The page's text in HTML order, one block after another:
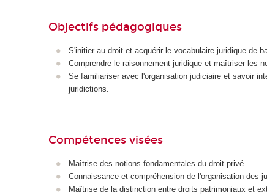
Objectifs pédagogiques
S'initier au droit et acquérir le vocabulaire juridique de
Comprendre le raisonnement juridique et maîtriser les
Se familiariser avec l'organisation judiciaire et savoir
juridictions.
Compétences visées
Maîtrise des notions fondamentales du droit privé.
Connaissance et compréhension de l'organisation des
Maîtrise de la distinction entre droits patrimoniaux et